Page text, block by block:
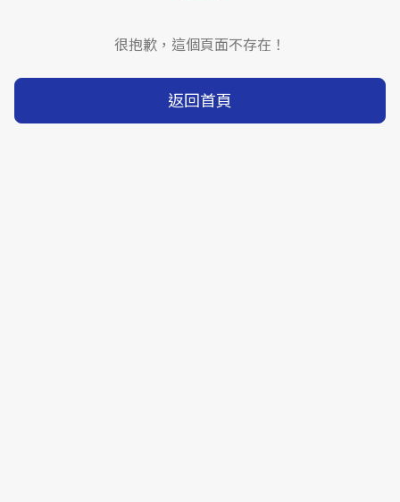
很抱歉，這個頁面不存在！
返回首頁